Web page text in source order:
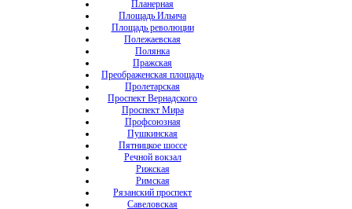
Планерная
Площадь Ильича
Площадь революции
Полежаевская
Полянка
Пражская
Преображенская площадь
Пролетарская
Проспект Вернадского
Проспект Мира
Профсоюзная
Пушкинская
Пятницкое шоссе
Речной вокзал
Рижская
Римская
Рязанский проспект
Савеловская